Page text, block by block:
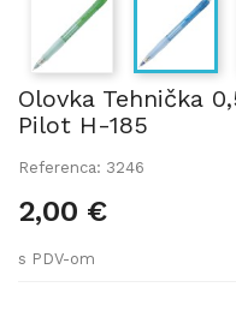
Olovka Tehnička
Pilot H-185
Referenca: 3246
2,00 €
s PDV-om